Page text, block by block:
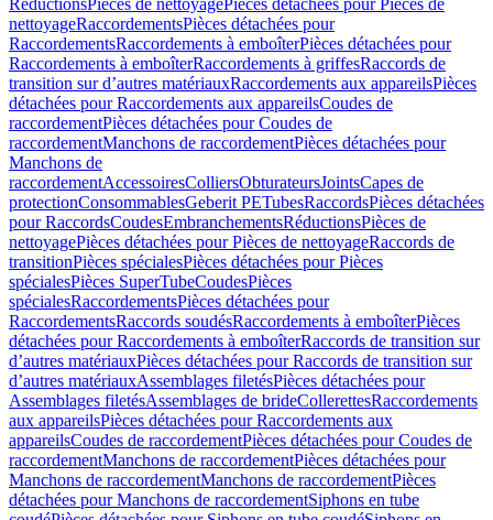
RéductionsPièces de nettoyagePièces détachées pour Pièces de
nettoyageRaccordementsPièces détachées pour
RaccordementsRaccordements à emboîterPièces détachées pour
Raccordements à emboîterRaccordements à griffesRaccords de
transition sur d’autres matériauxRaccordements aux appareilsPièces
détachées pour Raccordements aux appareilsCoudes de
raccordementPièces détachées pour Coudes de
raccordementManchons de raccordementPièces détachées pour
Manchons de
raccordementAccessoiresColliersObturateursJointsCapes de
protectionConsommablesGeberit PETubesRaccordsPièces détachées
pour RaccordsCoudesEmbranchementsRéductionsPièces de
nettoyagePièces détachées pour Pièces de nettoyageRaccords de
transitionPièces spécialesPièces détachées pour Pièces
spécialesPièces SuperTubeCoudesPièces
spécialesRaccordementsPièces détachées pour
RaccordementsRaccords soudésRaccordements à emboîterPièces
détachées pour Raccordements à emboîterRaccords de transition sur
d’autres matériauxPièces détachées pour Raccords de transition sur
d’autres matériauxAssemblages filetésPièces détachées pour
Assemblages filetésAssemblages de brideCollerettesRaccordements
aux appareilsPièces détachées pour Raccordements aux
appareilsCoudes de raccordementPièces détachées pour Coudes de
raccordementManchons de raccordementPièces détachées pour
Manchons de raccordementManchons de raccordementPièces
détachées pour Manchons de raccordementSiphons en tube